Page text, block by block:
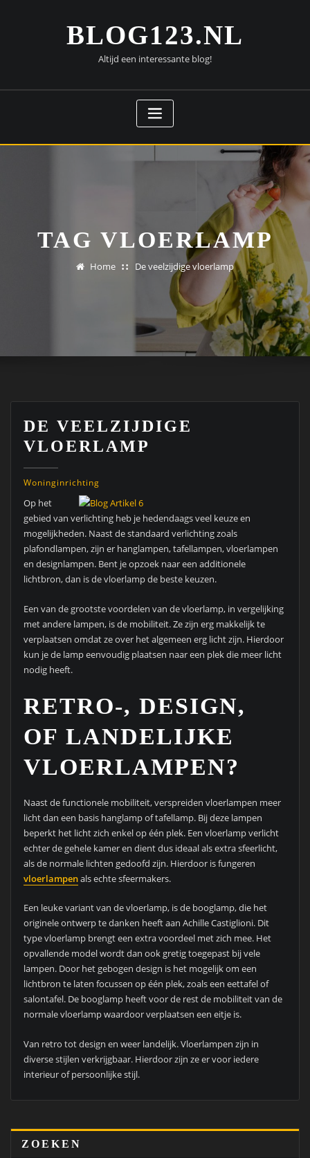
BLOG123.NL
Altijd een interessante blog!
TAG VLOERLAMP
Home De veelzijdige vloerlamp
DE VEELZIJDIGE
VLOERLAMP
Woninginrichting
Op het
gebied van verlichting heb je hedendaags veel keuze en
mogelijkheden. Naast de standaard verlichting zoals
plafondlampen, zijn er hanglampen, tafellampen, vloerlampen
en designlampen. Bent je opzoek naar een additionele
lichtbron, dan is de vloerlamp de beste keuzen.
Een van de grootste voordelen van de vloerlamp, in vergelijking
met andere lampen, is de mobiliteit. Ze zijn erg makkelijk te
verplaatsen omdat ze over het algemeen erg licht zijn. Hierdoor
kun je de lamp eenvoudig plaatsen naar een plek die meer licht
nodig heeft.
RETRO-, DESIGN,
OF LANDELIJKE
VLOERLAMPEN?
Naast de functionele mobiliteit, verspreiden vloerlampen meer
licht dan een basis hanglamp of tafellamp. Bij deze lampen
beperkt het licht zich enkel op één plek. Een vloerlamp verlicht
echter de gehele kamer en dient dus ideaal als extra sfeerlicht,
als de normale lichten gedoofd zijn. Hierdoor is fungeren
vloerlampenals echte sfeermakers.
Een leuke variant van de vloerlamp, is de booglamp, die het
originele ontwerp te danken heeft aan Achille Castiglioni. Dit
type vloerlamp brengt een extra voordeel met zich mee. Het
opvallende model wordt dan ook gretig toegepast bij vele
lampen. Door het gebogen design is het mogelijk om een
lichtbron te laten focussen op één plek, zoals een eettafel of
salontafel. De booglamp heeft voor de rest de mobiliteit van de
normale vloerlamp waardoor verplaatsen een eitje is.
Van retro tot design en weer landelijk. Vloerlampen zijn in
diverse stijlen verkrijgbaar. Hierdoor zijn ze er voor iedere
interieur of persoonlijke stijl.
ZOEKEN